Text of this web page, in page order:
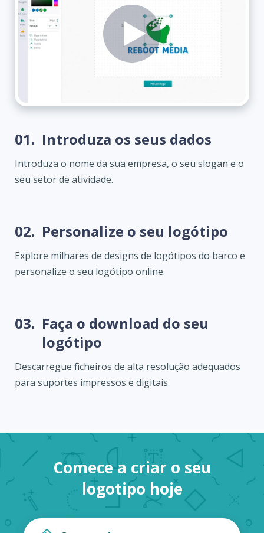
01. Introduza os seus dados
Introduza o nome da sua empresa, o seu slogan e o
seu setor de atividade.
02. Personalize o seu logótipo
Explore milhares de designs de logótipos do barco e
personalize o seu logótipo online.
03. Faça o download do seu
logótipo
Descarregue ficheiros de alta resolução adequados
para suportes impressos e digitais.
Comece a criar o seu
logotipo hoje